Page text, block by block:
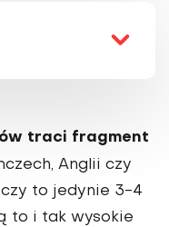
traci fragment
Anglii czy
to jedynie 3-4
to i tak wysokie